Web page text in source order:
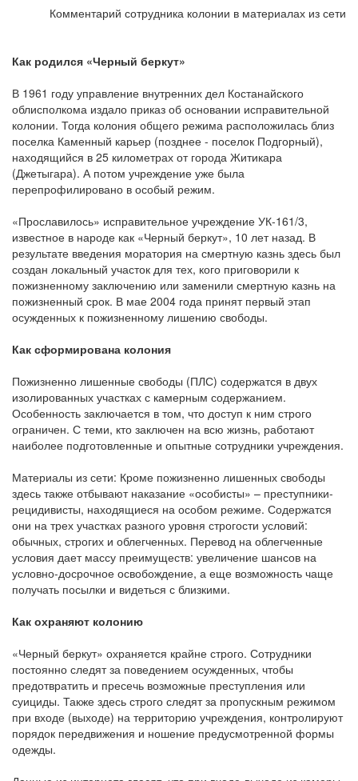
Комментарий сотрудника колонии в материалах из сети
Как родился «Черный беркут»
В 1961 году управление внутренних дел Костанайского
облисполкома издало приказ об основании исправительной
колонии. Тогда колония общего режима расположилась близ
поселка Каменный карьер (позднее - поселок Подгорный),
находящийся в 25 километрах от города Житикара
(Джетыгара). А потом учреждение уже была
перепрофилировано в особый режим.
«Прославилось» исправительное учреждение УК-161/3,
известное в народе как «Черный беркут», 10 лет назад. В
результате введения моратория на смертную казнь здесь был
создан локальный участок для тех, кого приговорили к
пожизненному заключению или заменили смертную казнь на
пожизненный срок. В мае 2004 года принят первый этап
осужденных к пожизненному лишению свободы.
Как сформирована колония
Пожизненно лишенные свободы (ПЛС) содержатся в двух
изолированных участках с камерным содержанием.
Особенность заключается в том, что доступ к ним строго
ограничен. С теми, кто заключен на всю жизнь, работают
наиболее подготовленные и опытные сотрудники учреждения.
Материалы из сети: Кроме пожизненно лишенных свободы
здесь также отбывают наказание «особисты» – преступники-
рецидивисты, находящиеся на особом режиме. Содержатся
они на трех участках разного уровня строгости условий:
обычных, строгих и облегченных. Перевод на облегченные
условия дает массу преимуществ: увеличение шансов на
условно-досрочное освобождение, а еще возможность чаще
получать посылки и видеться с близкими.
Как охраняют колонию
«Черный беркут» охраняется крайне строго. Сотрудники
постоянно следят за поведением осужденных, чтобы
предотвратить и пресечь возможные преступления или
суициды. Также здесь строго следят за пропускным режимом
при входе (выходе) на территорию учреждения, контролируют
порядок передвижения и ношение предусмотренной формы
одежды.